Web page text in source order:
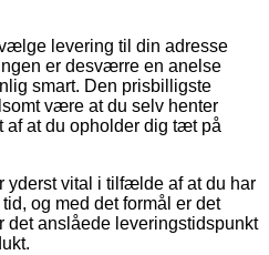
levering til din adresse
er desværre en anelse
smart. Den prisbilligste
være at du selv henter
af at du opholder dig tæt på
yderst vital i tilfælde af at du har
og med det formål er det
det anslåede leveringstidspunkt